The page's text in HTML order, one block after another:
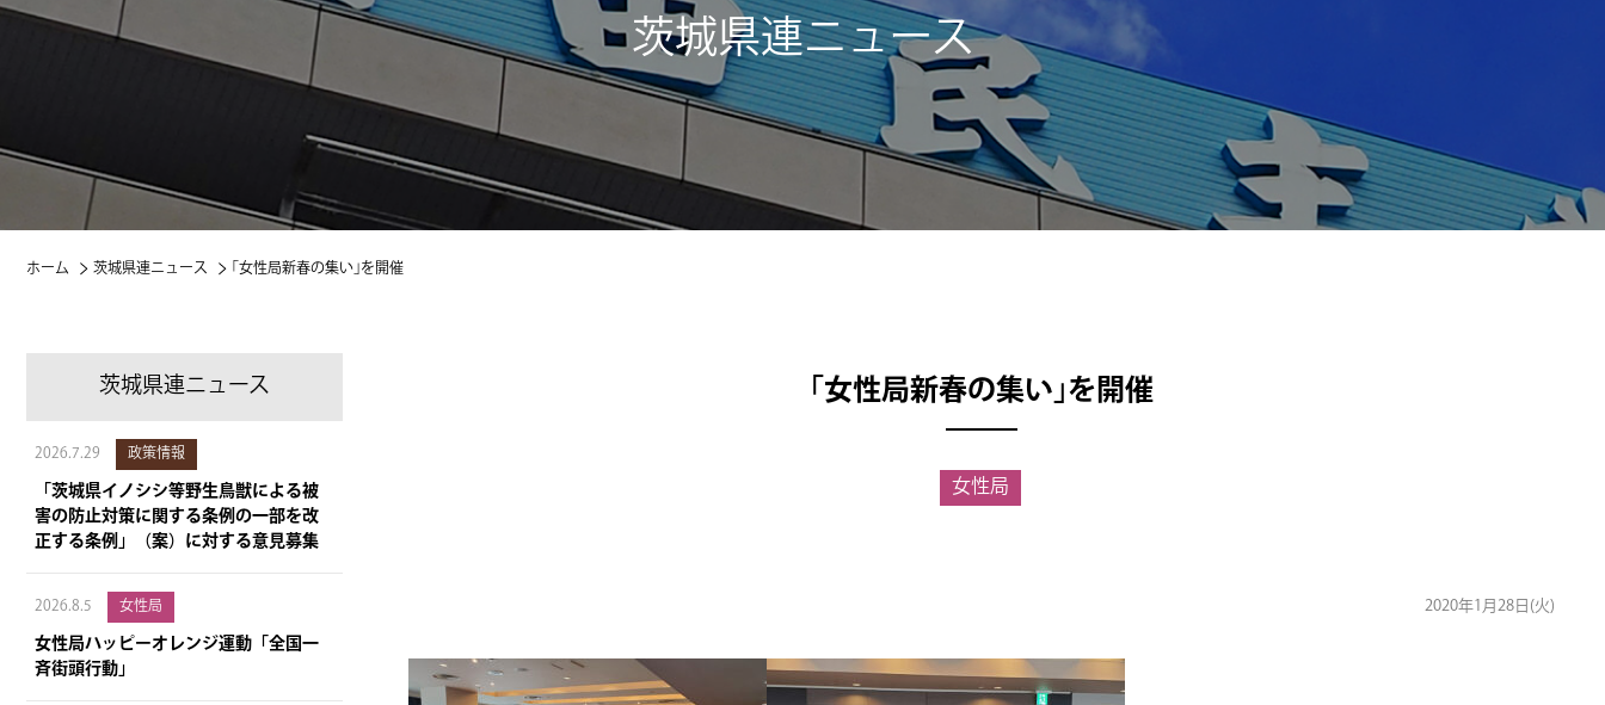
茨城県連ニュース
ホーム 茨城県連ニュース ｢女性局新春の集い｣を開催
茨城県連ニュース
2026.7.29 政策情報
「茨城県イノシシ等野生鳥獣による被
害の防止対策に関する条例の一部を改
正する条例」（案）に対する意見募集
2026.8.5 女性局
女性局ハッピーオレンジ運動「全国一
斉街頭行動」
｢女性局新春の集い｣を開催
女性局
2020年1月28日(火)